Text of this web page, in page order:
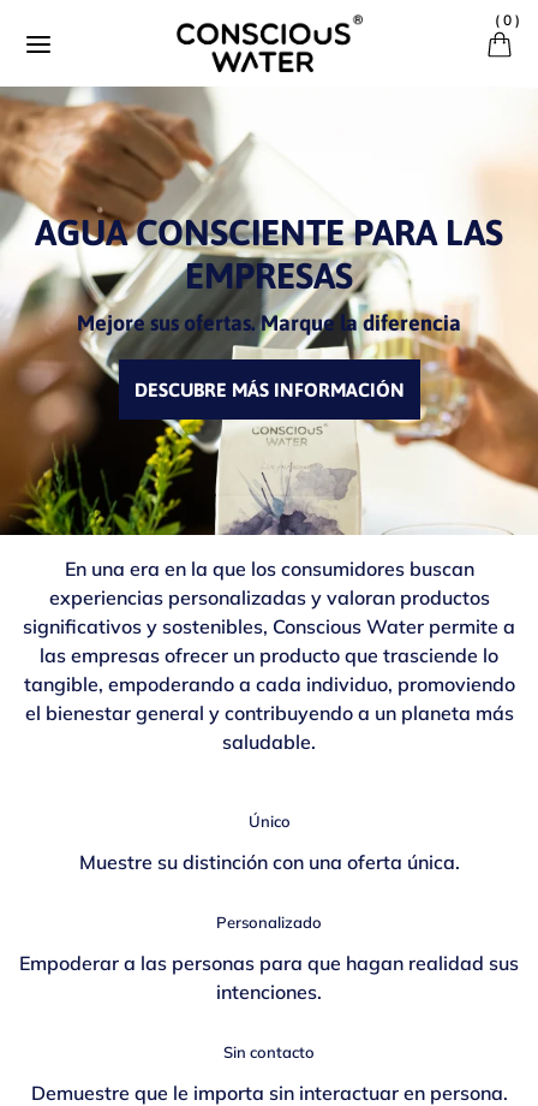
( 0 )
AGUA CONSCIENTE PARA LAS
EMPRESAS
Mejore sus ofertas. Marque la diferencia
DESCUBRE MÁS INFORMACIÓN
En una era en la que los consumidores buscan
experiencias personalizadas y valoran productos
significativos y sostenibles, Conscious Water permite a
las empresas ofrecer un producto que trasciende lo
tangible, empoderando a cada individuo, promoviendo
el bienestar general y contribuyendo a un planeta más
saludable.
Único
Muestre su distinción con una oferta única.
Personalizado
Empoderar a las personas para que hagan realidad sus
intenciones.
Sin contacto
Demuestre que le importa sin interactuar en persona.